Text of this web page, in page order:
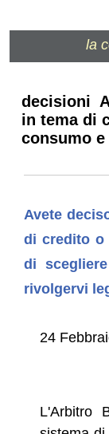
la
decisioni
in tema di
consumo
Avete
di credito o
di
rivolgervi
24
L'Arbitro